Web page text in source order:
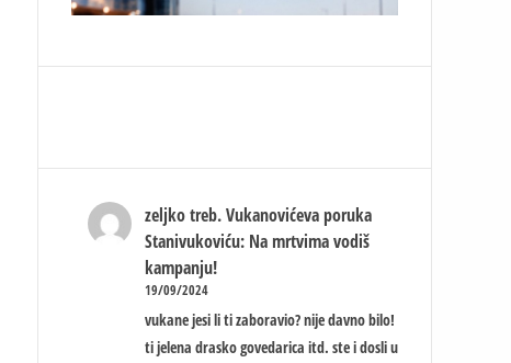
zeljko treb. Vukanovićeva poruka
Stanivukoviću: Na mrtvima vodiš
kampanju!
19/09/2024
vukane jesi li ti zaboravio? nije davno bilo!
ti jelena drasko govedarica itd. ste i dosli u